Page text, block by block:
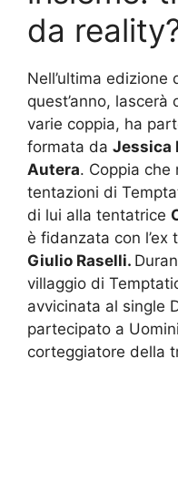
da
Nell’ultima edizione
quest’anno,
varie coppia, ha
formata da Jessica
Autera. Coppia che
tentazioni di
di lui alla tentatrice
è fidanzata con l’ex
Giulio Raselli.
villaggio di
avvicinata al single
partecipato a
corteggiatore della